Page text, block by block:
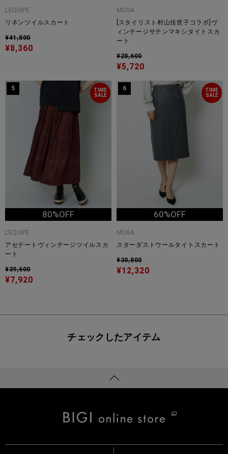
L'EQUIPE
リネンツイルスカート
¥41,800
¥8,360
MOGA
[スタイリスト村山佳世子コラボ]ヴ
ィンテージサテンマキシタイトスカ
ート
¥28,600
¥5,720
TIME
SALE
5
80%OFF
L'EQUIPE
アセテートヴィンテージツイルスカ
ート
¥39,600
¥7,920
TIME
SALE
6
60%OFF
MOGA
スターダストウールタイトスカート
¥30,800
¥12,320
チェックしたアイテム